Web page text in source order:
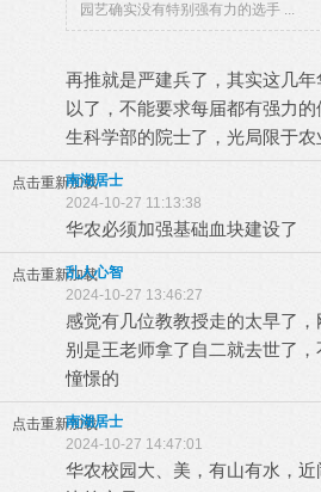
园艺确实没有特别强有力的选手 ...
再推就是严建兵了，其实这几
以了，不能要求每届都有强力
生科学部的院士了，光局限于
点击重新加载
南湖居士
2024-10-27 11:13:38
华农必须加强基础血块建设了
点击重新加载
乱人心智
2024-10-27 13:46:27
感觉有几位教教授走的太早了
别是王老师拿了自二就去世了
憧憬的
点击重新加载
南湖居士
2024-10-27 14:47:01
华农校园大、美，有山有水，